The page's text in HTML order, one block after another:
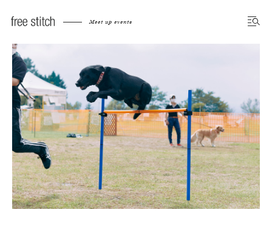
Meet up events